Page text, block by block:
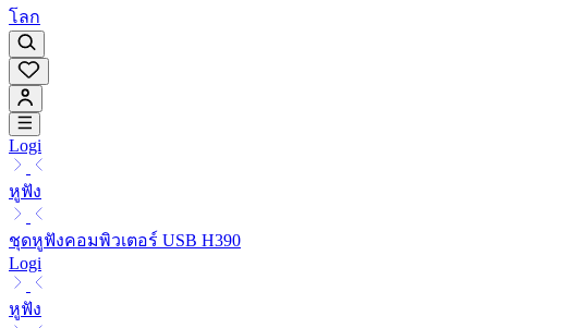
โลก
Logi
หูฟัง
ชุดหูฟังคอมพิวเตอร์ USB H390
Logi
หูฟัง